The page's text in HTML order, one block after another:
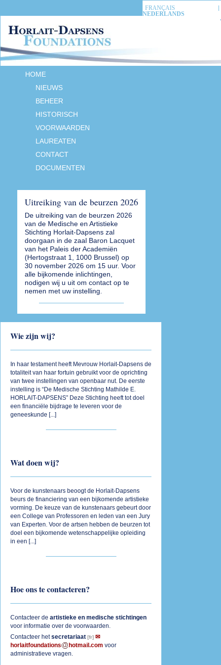
FRANÇAIS
NEDERLANDS
HOME
NIEUWS
BEHEER
HISTORISCH
VOORWAARDEN
LAUREATEN
CONTACT
DOCUMENTEN
Uitreiking van de beurzen 2026
De uitreiking van de beurzen 2026
van de Medische en Artistieke
Stichting Horlait-Dapsens zal
doorgaan in de zaal Baron Lacquet
van het Paleis der Academiën
(Hertogstraat 1, 1000 Brussel) op
30 november 2026 om 15 uur. Voor
alle bijkomende inlichtingen,
nodigen wij u uit om contact op te
nemen met uw instelling.
Wie zijn wij?
In haar testament heeft Mevrouw Horlait-Dapsens de
totaliteit van haar fortuin gebruikt voor de oprichting
van twee instellingen van openbaar nut. De eerste
instelling is “De Medische Stichting Mathilde E.
HORLAIT-DAPSENS” Deze Stichting heeft tot doel
een financiële bijdrage te leveren voor de
geneeskunde [...]
Wat doen wij?
Voor de kunstenaars beoogt de Horlait-Dapsens
beurs de financiering van een bijkomende artistieke
vorming. De keuze van de kunstenaars gebeurt door
een College van Professoren en leden van een Jury
van Experten. Voor de artsen hebben de beurzen tot
doel een bijkomende wetenschappelijke opleiding
in een [...]
Hoe ons te contacteren?
Contacteer de artistieke en medische stichtingen
voor informatie over de voorwaarden.
Contacteer hetsecretariaat
horlaitfoundations
hotmail.com voor
administratieve vragen.